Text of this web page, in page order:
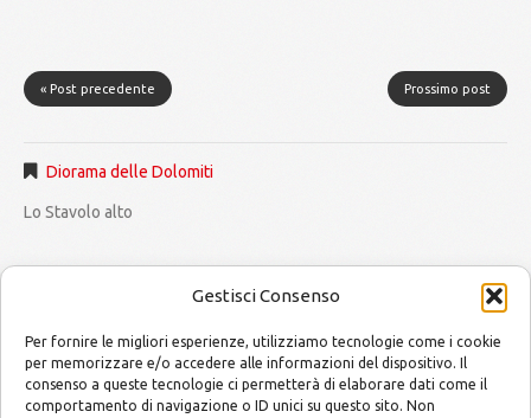
Gestisci Consenso
Per fornire le migliori esperienze, utilizziamo tecnologie come i cookie
per memorizzare e/o accedere alle informazioni del dispositivo. Il
consenso a queste tecnologie ci permetterà di elaborare dati come il
comportamento di navigazione o ID unici su questo sito. Non
« Post precedente Prossimo post
Diorama delle Dolomiti
Lo Stavolo alto
MODELLISMO by Mario and AlessandroCopyright © 2014